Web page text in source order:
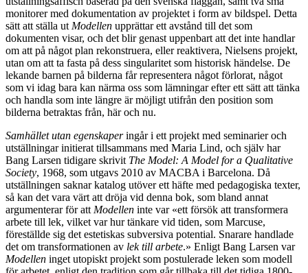
monitorer med dokumentation av projektet i form av bildspel. Detta
sätt att ställa ut Modellen upprättar ett avstånd till det som
dokumenten visar, och det blir genast uppenbart att det inte handlar
om att på något plan rekonstruera, eller reaktivera, Nielsens projekt,
utan om att ta fasta på dess singularitet som historisk händelse. De
lekande barnen på bilderna får representera något förlorat, något
som vi idag bara kan närma oss som lämningar efter ett sätt att tänka
och handla som inte längre är möjligt utifrån den position som
bilderna betraktas från, här och nu.
Samhället utan egenskaperingår i ett projekt med seminarier och
utställningar initierat tillsammans med Maria Lind, och själv har
Bang Larsen tidigare skrivit The Model: A Model for a Qualitative
Society, 1968, som utgavs 2010 av MACBA i Barcelona. Då
utställningen saknar katalog utöver ett häfte med pedagogiska texter,
så kan det vara värt att dröja vid denna bok, som bland annat
argumenterar för att Modellen inte var «ett försök att transformera
arbete till lek, vilket var hur tänkare vid tiden, som Marcuse,
föreställde sig det estetiskas subversiva potential. Snarare handlade
det om transformationen av lek till arbete.» Enligt Bang Larsen var
Modellen inget utopiskt projekt som postulerade leken som modell